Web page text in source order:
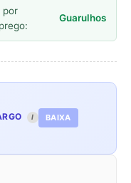
por
Guarulhos
I BAIXA